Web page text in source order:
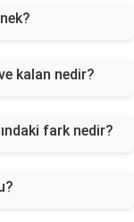
kalan nedir?
fark nedir?